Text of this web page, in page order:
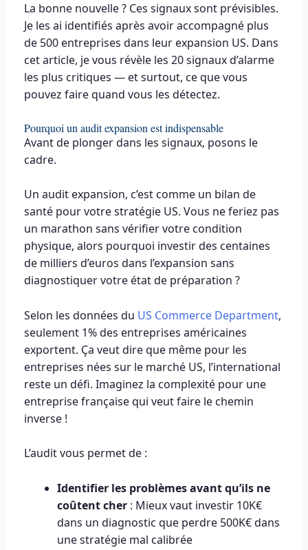
La bonne nouvelle ? Ces signaux sont prévisibles.
Je les ai identifiés après avoir accompagné plus
de 500 entreprises dans leur expansion US. Dans
cet article, je vous révèle les 20 signaux d’alarme
les plus critiques — et surtout, ce que vous
pouvez faire quand vous les détectez.
Pourquoi un audit expansion est indispensable
Avant de plonger dans les signaux, posons le
cadre.
Un audit expansion, c’est comme un bilan de
santé pour votre stratégie US. Vous ne feriez pas
un marathon sans vérifier votre condition
physique, alors pourquoi investir des centaines
de milliers d’euros dans l’expansion sans
diagnostiquer votre état de préparation ?
Selon les données du US Commerce Department,
seulement 1% des entreprises américaines
exportent. Ça veut dire que même pour les
entreprises nées sur le marché US, l’international
reste un défi. Imaginez la complexité pour une
entreprise française qui veut faire le chemin
inverse !
L’audit vous permet de :
Identifier les problèmes avant qu’ils ne
coûtent cher: Mieux vaut investir 10K€
dans un diagnostic que perdre 500K€ dans
une stratégie mal calibrée